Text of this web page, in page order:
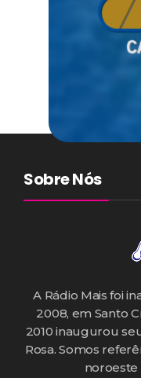
Sobre Nós
A Rádio Mais foi
2008, em Santo
2010 inaugurou
Rosa. Somos
noroeste